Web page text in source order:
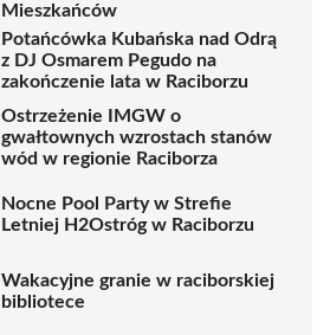
Mieszkańców
Potańcówka Kubańska nad Odrą
z DJ Osmarem Pegudo na
zakończenie lata w Raciborzu
Ostrzeżenie IMGW o
gwałtownych wzrostach stanów
wód w regionie Raciborza
Nocne Pool Party w Strefie
Letniej H2Ostróg w Raciborzu
Wakacyjne granie w raciborskiej
bibliotece